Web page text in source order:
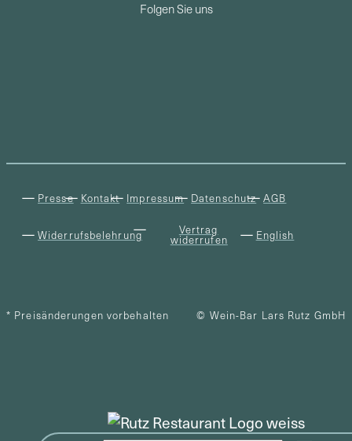
Folgen Sie uns
Presse Kontakt Impressum Datenschutz AGB
Widerrufsbelehrung Vertrag
widerrufen English
* Preisänderungen vorbehalten © Wein-Bar Lars Rutz GmbH